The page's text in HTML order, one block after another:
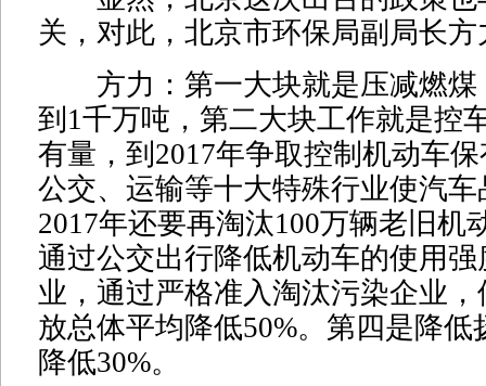
关，对此，北京市环保局副局长
方力：第一大块就是压减燃煤
到1千万吨，第二大块工作就是控
有量，到2017年争取控制机动车
公交、运输等十大特殊行业使汽
2017年还要再淘汰100万辆老旧机
通过公交出行降低机动车的使用
业，通过严格准入淘汰污染企业
放总体平均降低50%。第四是降低
降低30%。